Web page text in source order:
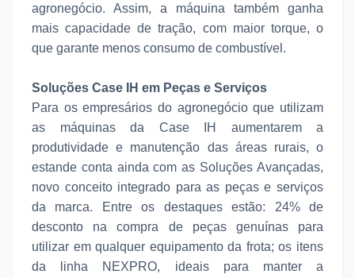
agronegócio. Assim, a máquina também ganha
mais capacidade de tração, com maior torque, o
que garante menos consumo de combustível.
Soluções Case IH em Peças e Serviços
Para os empresários do agronegócio que utilizam
as máquinas da Case IH aumentarem a
produtividade e manutenção das áreas rurais, o
estande conta ainda com as Soluções Avançadas,
novo conceito integrado para as peças e serviços
da marca. Entre os destaques estão: 24% de
desconto na compra de peças genuínas para
utilizar em qualquer equipamento da frota; os itens
da linha NEXPRO, ideais para manter a